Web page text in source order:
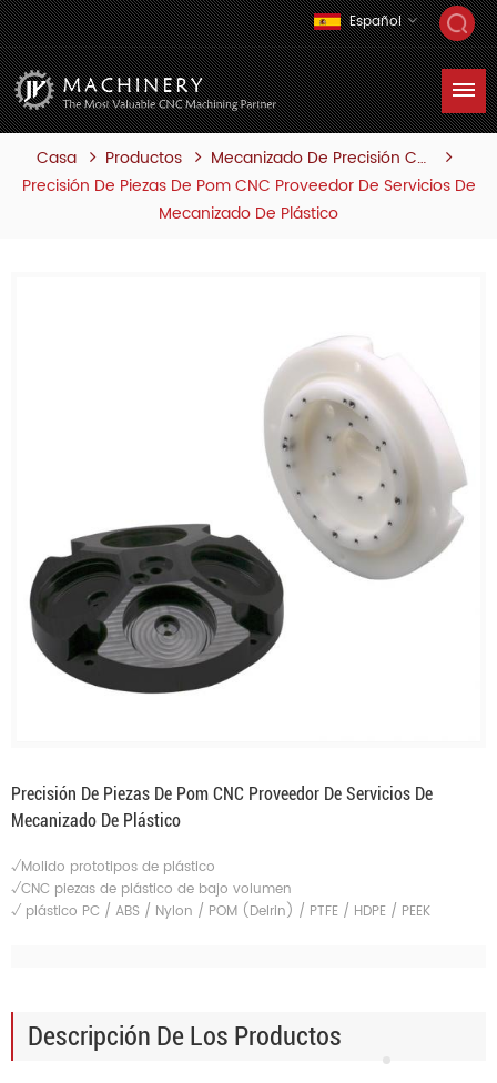
Español
Casa Productos
Mecanizado De Precisión Cnc
Precisión De Piezas De Pom CNC Proveedor De Servicios De
Mecanizado De Plástico
Precisión De Piezas De Pom CNC Proveedor De Servicios De
Mecanizado De Plástico
√Molido prototipos de plástico
√CNC piezas de plástico de bajo volumen
√ plástico PC / ABS / Nylon / POM (Delrin) / PTFE / HDPE / PEEK
Descripción De Los Productos